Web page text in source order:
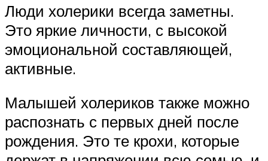
Люди холерики всегда заметны.
Это яркие личности, с высокой
эмоциональной составляющей,
активные.
Малышей холериков также можно
распознать с первых дней после
рождения. Это те крохи, которые